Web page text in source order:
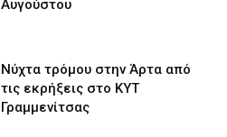
Αυγούστου
Νύχτα τρόμου στην Άρτα από
τις εκρήξεις στο ΚΥΤ
Γραμμενίτσας